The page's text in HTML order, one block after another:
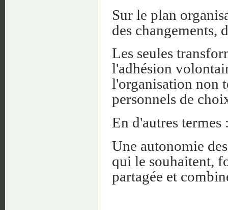
Sur le plan
des changements,
Les seules
l'adhésion
l'organisation non
personnels de
En d'autres termes
Une autonomie
qui le souhaitent,
partagée et